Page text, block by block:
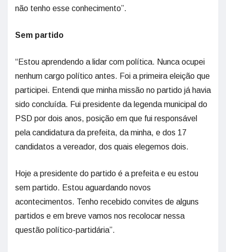
não tenho esse conhecimento”.
Sem partido
“Estou aprendendo a lidar com política. Nunca ocupei
nenhum cargo político antes. Foi a primeira eleição que
participei. Entendi que minha missão no partido já havia
sido concluída. Fui presidente da legenda municipal do
PSD por dois anos, posição em que fui responsável
pela candidatura da prefeita, da minha, e dos 17
candidatos a vereador, dos quais elegemos dois.
Hoje a presidente do partido é a prefeita e eu estou
sem partido. Estou aguardando novos
acontecimentos. Tenho recebido convites de alguns
partidos e em breve vamos nos recolocar nessa
questão político-partidária”.